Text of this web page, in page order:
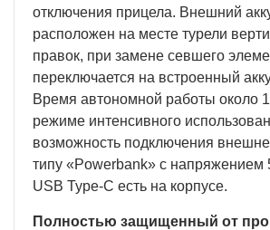
отключения прицела. Внешний
расположен на месте турели
правок, при замене севшего
переключается на встроенный
Время автономной работы около
режиме интенсивного
возможность подключения
типу «Powerbank» с напряжением
USB Type-C есть на корпусе.
Полностью защищенный от